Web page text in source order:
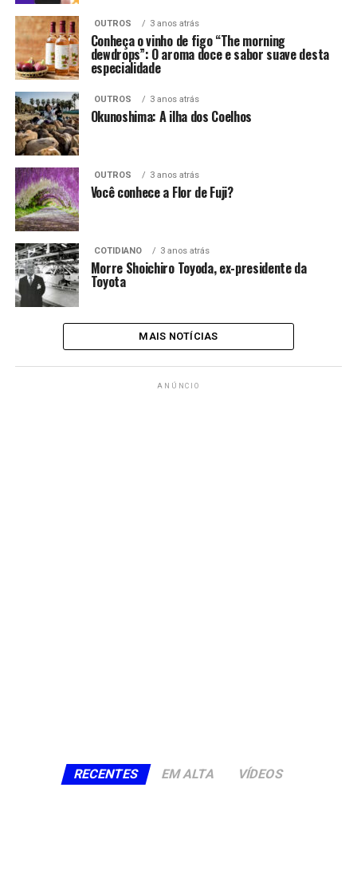
OUTROS 3 anos atrás
Conheça o vinho de figo “The morning
dewdrops”: O aroma doce e sabor suave desta
especialidade
OUTROS 3 anos atrás
Okunoshima: A ilha dos Coelhos
OUTROS 3 anos atrás
Você conhece a Flor de Fuji?
COTIDIANO 3 anos atrás
Morre Shoichiro Toyoda, ex-presidente da
Toyota
MAIS NOTÍCIAS
ANÚNCIO
RECENTES EM ALTA VÍDEOS